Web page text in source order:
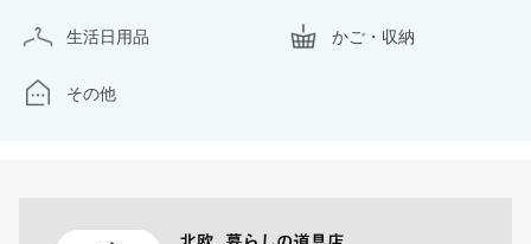
生活日用品 かご・収納
その他